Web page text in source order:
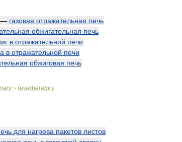
— газовая отражательная печь
обжигательная печь
в отражательной печи
в отражательной печи
обжиговая печь
> reverberatory
для нагрева пакетов листов